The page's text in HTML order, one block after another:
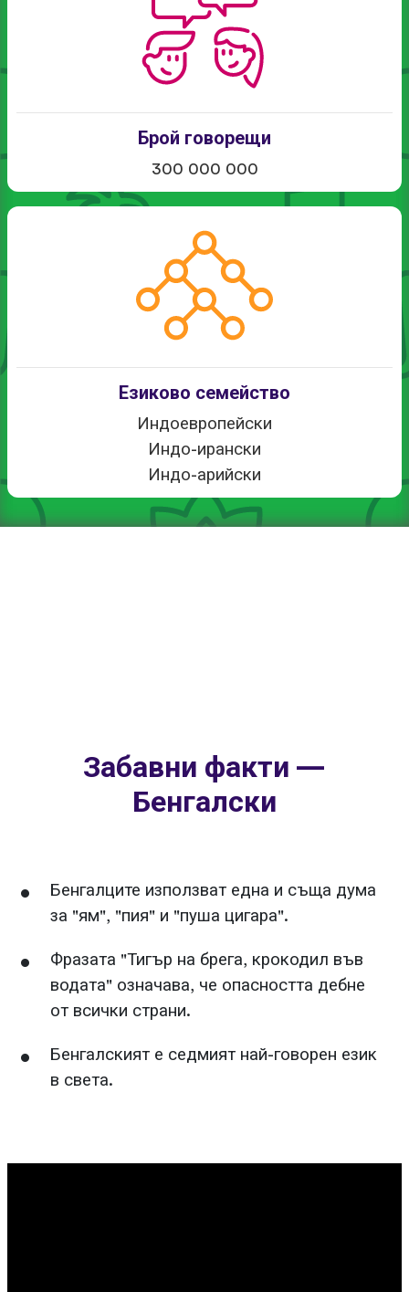
Брой говорещи
300 000 000
Езиково семейство
Индоевропейски
Индо-ирански
Индо-арийски
Забавни факти —
Бенгалски
Бенгалците използват една и съща дума
за "ям", "пия" и "пуша цигара".
Фразата "Тигър на брега, крокодил във
водата" означава, че опасността дебне
от всички страни.
Бенгалският е седмият най-говорен език
в света.